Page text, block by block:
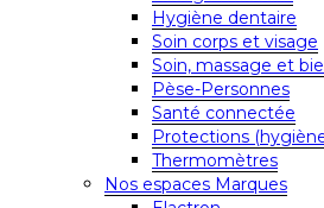
Hygiène dentaire
Soin corps et visage
Soin, massage et
Pèse-Personnes
Santé connectée
Protections
Thermomètres
Nos espaces Marques